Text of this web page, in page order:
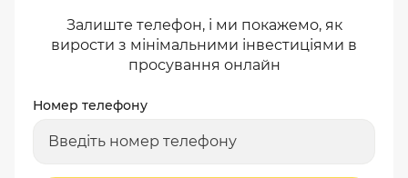
Залиште телефон, і ми покажемо, як
вирости з мінімальними інвестиціями в
просування онлайн
Номер телефону